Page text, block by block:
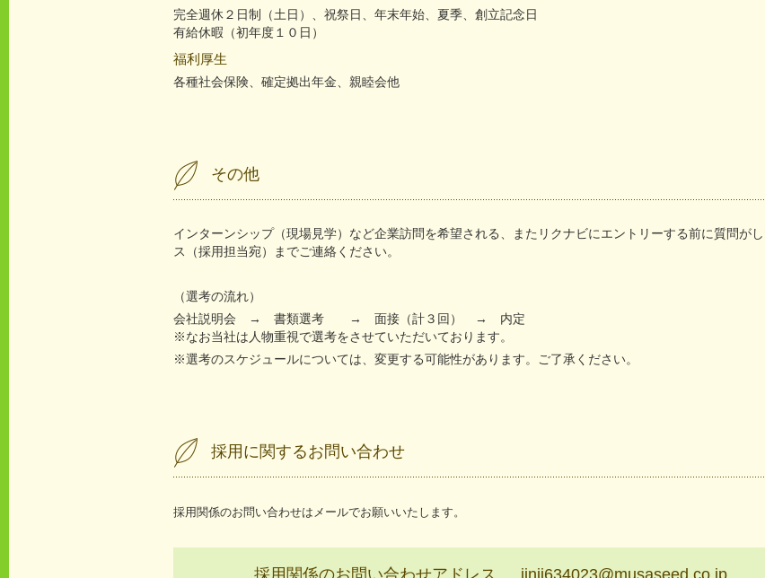
完全週休２日制（土日）、祝祭日、年末年始、夏季、創立記念日
有給休暇（初年度１０日）
福利厚生
各種社会保険、確定拠出年金、親睦会他
その他
インターンシップ（現場見学）など企業訪問を希望される、またリクナビにエントリーする前に質問が
ス（採用担当宛）までご連絡ください。
（選考の流れ）
会社説明会 → 書類選考 → 面接（計３回） → 内定
※なお当社は人物重視で選考をさせていただいております。
※選考のスケジュールについては、変更する可能性があります。ご了承ください。
採用に関するお問い合わせ
採用関係のお問い合わせはメールでお願いいたします。
採用関係のお問い合わせアドレス jinji634023@musaseed.co.jp